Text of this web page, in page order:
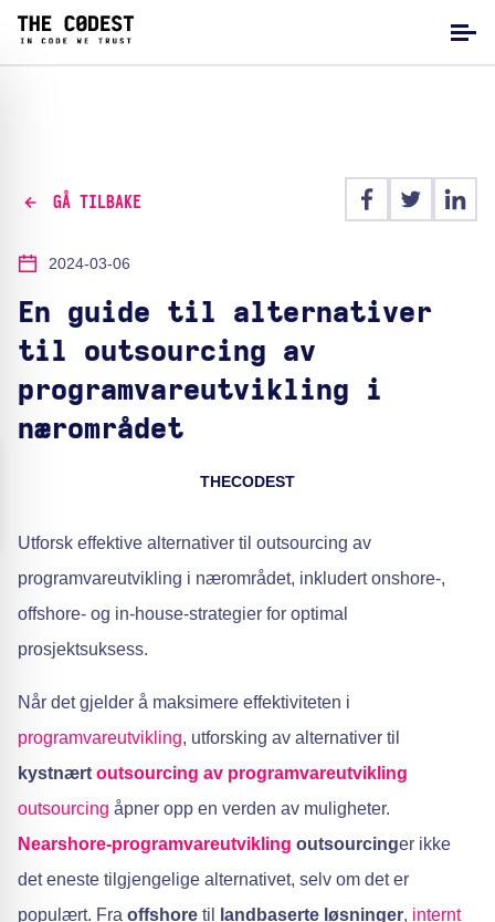
GÅ TILBAKE
2024-03-06
En guide til alternativer
til outsourcing av
programvareutvikling i
nærområdet
THECODEST
Utforsk effektive alternativer til outsourcing av
programvareutvikling i nærområdet, inkludert onshore-,
offshore- og in-house-strategier for optimal
prosjektsuksess.
Når det gjelder å maksimere effektiviteten i
programvareutvikling, utforsking av alternativer til
kystnært outsourcing av programvareutvikling
outsourcing åpner opp en verden av muligheter.
Nearshore-programvareutvikling outsourcinger ikke
det eneste tilgjengelige alternativet, selv om det er
populært. Fra offshore til landbaserte løsninger, internt